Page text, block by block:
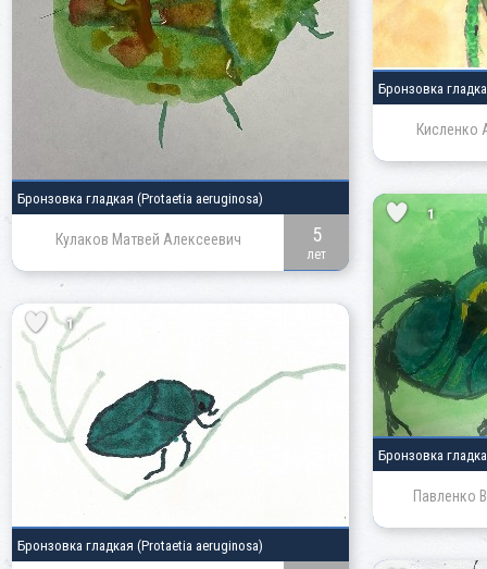
Бронзовка
Кисленко
Бронзовка гладкая (Protaetia aeruginosa)
Кулаков Матвей Алексеевич 5
лет
1
Бронзовка
Павленко
1
Бронзовка гладкая (Protaetia aeruginosa)